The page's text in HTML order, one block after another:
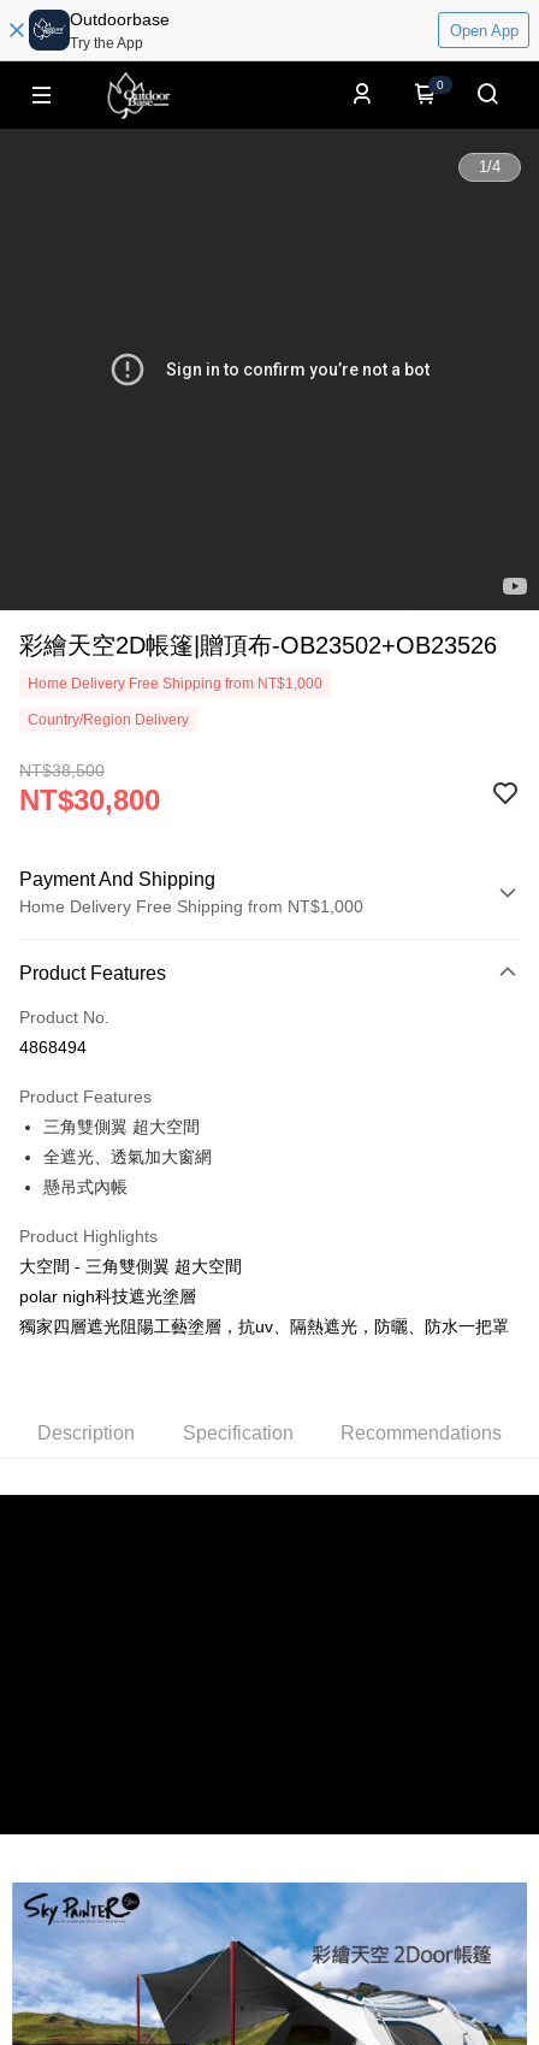
Outdoorbase
Try the App
Open App
0
1/4
彩繪天空2D帳篷|贈頂布-OB23502+OB23526
Home Delivery Free Shipping from NT$1,000
Country/Region Delivery
NT$38,500
NT$30,800
Payment And Shipping
Home Delivery Free Shipping from NT$1,000
Credit Card (Full Payment)
LINE Pay
Easy Wallet
ATM Transfer
宅配
NT$160/order | Free shipping on orders of NT$1,000 or more
日本/香港/馬來西亞/越南/空運 Shipping Rates
Product Features
Product No.
4868494
Product Features
三角雙側翼 超大空間
全遮光、透氣加大窗網
懸吊式內帳
Product Highlights
大空間 - 三角雙側翼 超大空間
polar nigh科技遮光塗層
獨家四層遮光阻陽工藝塗層，抗uv、隔熱遮光，防曬、防水一把罩
Description Specification Recommendations